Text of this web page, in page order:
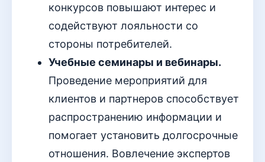
конкурсов повышают интерес и
содействуют лояльности со
стороны потребителей.
Учебные семинары и вебинары.
Проведение мероприятий для
клиентов и партнеров способствует
распространению информации и
помогает установить долгосрочные
отношения. Вовлечение экспертов